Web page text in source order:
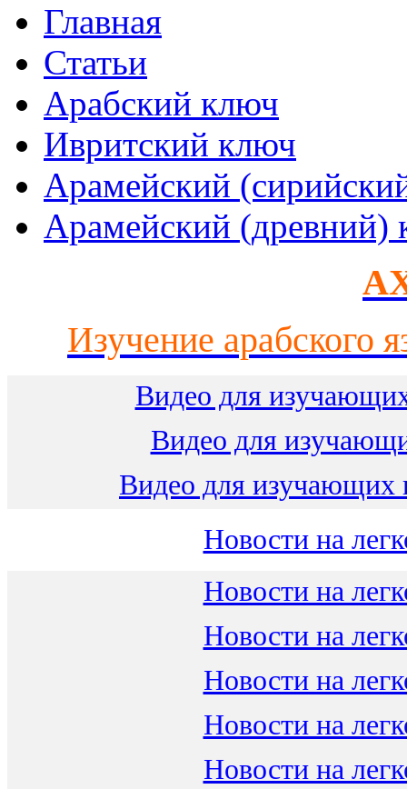
Главная
Статьи
Арабский ключ
Ивритский ключ
Арамейский
Арамейский (древний)
Изучение арабского
Видео для
Видео для
Видео для изучающих
Новости на
Новости на
Новости на
Новости на
Новости на
Новости на